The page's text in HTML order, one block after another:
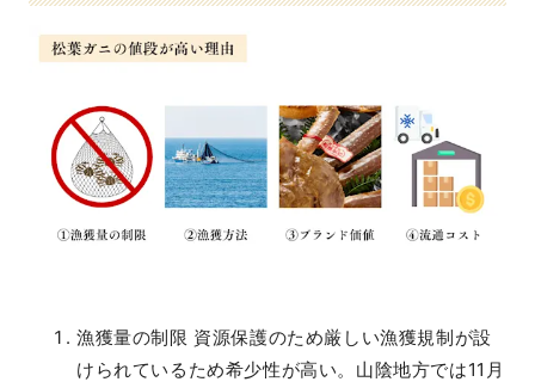
漁獲量の制限 資源保護のため厳しい漁獲規制が設
けられているため希少性が高い。山陰地方では11月